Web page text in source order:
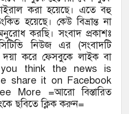
করা হয়েছে। এতে বহু
হয়েছে। কেউ বিভ্রান্ত না
করছি। সংবাদ প্রকাশঃ
নিউজ এর (সংবাদটি
দয়া করে ফেসবুকে লাইক বা
think the news is
share it on Facebook
More =আরো বিস্তারিত
ছবিতে ক্লিক করুন=